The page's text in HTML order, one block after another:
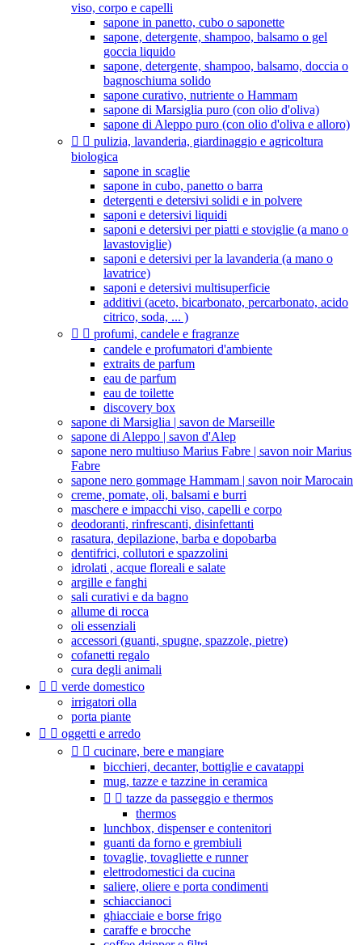
viso, corpo e capelli
sapone in panetto, cubo o saponette
sapone, detergente, shampoo, balsamo o gel
goccia liquido
sapone, detergente, shampoo, balsamo, doccia o
bagnoschiuma solido
sapone curativo, nutriente o Hammam
sapone di Marsiglia puro (con olio d'oliva)
sapone di Aleppo puro (con olio d'oliva e alloro)
  pulizia, lavanderia, giardinaggio e agricoltura
biologica
sapone in scaglie
sapone in cubo, panetto o barra
detergenti e detersivi solidi e in polvere
saponi e detersivi liquidi
saponi e detersivi per piatti e stoviglie (a mano o
lavastoviglie)
saponi e detersivi per la lavanderia (a mano o
lavatrice)
saponi e detersivi multisuperficie
additivi (aceto, bicarbonato, percarbonato, acido
citrico, soda, ... )
  profumi, candele e fragranze
candele e profumatori d'ambiente
extraits de parfum
eau de parfum
eau de toilette
discovery box
sapone di Marsiglia | savon de Marseille
sapone di Aleppo | savon d'Alep
sapone nero multiuso Marius Fabre | savon noir Marius
Fabre
sapone nero gommage Hammam | savon noir Marocain
creme, pomate, oli, balsami e burri
maschere e impacchi viso, capelli e corpo
deodoranti, rinfrescanti, disinfettanti
rasatura, depilazione, barba e dopobarba
dentifrici, collutori e spazzolini
idrolati , acque floreali e salate
argille e fanghi
sali curativi e da bagno
allume di rocca
oli essenziali
accessori (guanti, spugne, spazzole, pietre)
cofanetti regalo
cura degli animali
  verde domestico
irrigatori olla
porta piante
  oggetti e arredo
  cucinare, bere e mangiare
bicchieri, decanter, bottiglie e cavatappi
mug, tazze e tazzine in ceramica
  tazze da passeggio e thermos
thermos
lunchbox, dispenser e contenitori
guanti da forno e grembiuli
tovaglie, tovagliette e runner
elettrodomestici da cucina
saliere, oliere e porta condimenti
schiaccianoci
ghiacciaie e borse frigo
caraffe e brocche